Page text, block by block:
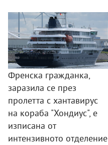
Френска гражданка,
заразила се през
пролетта с хантавирус
на кораба "Хондиус", е
изписана от
интензивното отделение